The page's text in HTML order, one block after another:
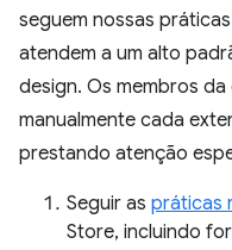
seguem nossas
atendem a um alto
design. Os membros
manualmente cada
prestando atenção
Seguir as práticas
Store, incluindo